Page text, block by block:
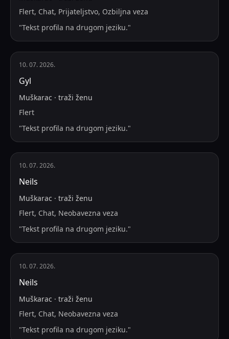
Flert, Chat, Prijateljstvo, Ozbiljna veza
"Tekst profila na drugom jeziku."
10. 07. 2026.
Gyl
Muškarac · traži ženu
Flert
"Tekst profila na drugom jeziku."
10. 07. 2026.
Neils
Muškarac · traži ženu
Flert, Chat, Neobavezna veza
"Tekst profila na drugom jeziku."
10. 07. 2026.
Neils
Muškarac · traži ženu
Flert, Chat, Neobavezna veza
"Tekst profila na drugom jeziku."